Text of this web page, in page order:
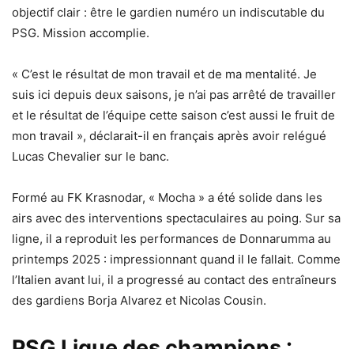
objectif clair : être le gardien numéro un indiscutable du
PSG. Mission accomplie.
« C’est le résultat de mon travail et de ma mentalité. Je
suis ici depuis deux saisons, je n’ai pas arrêté de travailler
et le résultat de l’équipe cette saison c’est aussi le fruit de
mon travail », déclarait-il en français après avoir relégué
Lucas Chevalier sur le banc.
Formé au FK Krasnodar, « Mocha » a été solide dans les
airs avec des interventions spectaculaires au poing. Sur sa
ligne, il a reproduit les performances de Donnarumma au
printemps 2025 : impressionnant quand il le fallait. Comme
l’Italien avant lui, il a progressé au contact des entraîneurs
des gardiens Borja Alvarez et Nicolas Cousin.